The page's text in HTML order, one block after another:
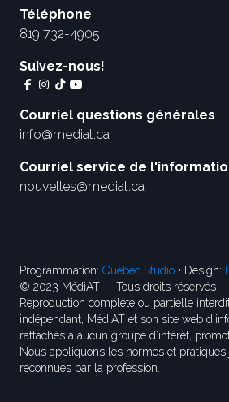
Téléphone
819 732-4905
Suivez-nous!
Courriel questions générales
info@mediat.ca
Courriel service de
nouvelles@mediat.ca
Programmation: Québec Studio • Design:
© 2023 MédiAT — Tous droits réservés
Reproduction complète ou partielle
indépendant, MédiAT et son site web
rattachés à aucun groupe d’intérêt,
Nous appliquons les normes et
reconnues par la profession.